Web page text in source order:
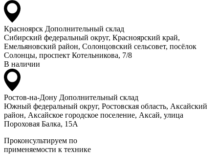
Красноярск Дополнительный склад
Сибирский федеральный округ, Красноярский край,
Емельяновский район, Солонцовский сельсовет, посёлок
Солонцы, проспект Котельникова, 7/8
В наличии
Ростов-на-Дону Дополнительный склад
Южный федеральный округ, Ростовская область, Аксайский
район, Аксайское городское поселение, Аксай, улица
Пороховая Балка, 15А
Проконсультируем по
применяемости к технике